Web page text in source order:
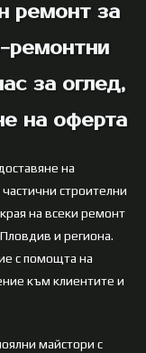
ремонт за
ремонтни
за оглед,
на оферта
на
строителни
на всеки ремонт
и региона.
с помощта на
към клиентите и
майстори с